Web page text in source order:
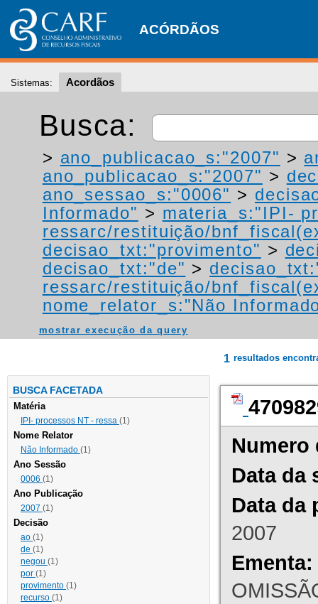
ACÓRDÃOS
Sistemas: Acordãos
Busca:
> ano_publicacao_s:"2007" >
ano_publicacao_s:"2007" >
ano_sessao_s:"0006" >
Informado" > materia_s:"IPI-
ressarc/restituição/
decisao_txt:"provimento" >
decisao_txt:"de" >
ressarc/restituição/
nome_relator_s:"Não
mostrar execução da query
BUSCA FACETADA
Matéria
IPI- processos NT - ressa (1)
Nome Relator
Não Informado (1)
Ano Sessão
0006 (1)
Ano Publicação
2007 (1)
Decisão
ao (1)
de (1)
negou (1)
por (1)
provimento (1)
recurso (1)
1 resultados
Numero
Data da
Data da
2007
Ementa: